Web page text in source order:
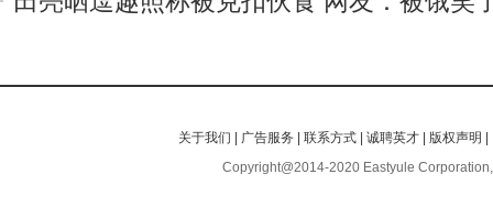
关于我们 广告服务 |联系方式 |诚聘英才 版权声明
Copyright@2014-2020 Eastyule